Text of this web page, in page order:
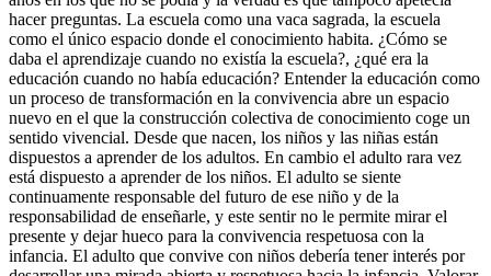
hacer preguntas. La escuela como una vaca sagrada, la escuela
como el único espacio donde el conocimiento habita. ¿Cómo se
daba el aprendizaje cuando no existía la escuela?, ¿qué era la
educación cuando no había educación? Entender la educación como
un proceso de transformación en la convivencia abre un espacio
nuevo en el que la construcción colectiva de conocimiento coge un
sentido vivencial. Desde que nacen, los niños y las niñas están
dispuestos a aprender de los adultos. En cambio el adulto rara vez
está dispuesto a aprender de los niños. El adulto se siente
continuamente responsable del futuro de ese niño y de la
responsabilidad de enseñarle, y este sentir no le permite mirar el
presente y dejar hueco para la convivencia respetuosa con la
infancia. El adulto que convive con niños debería tener interés por